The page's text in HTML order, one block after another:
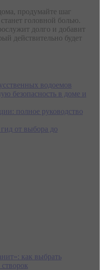
продумайте шаг
головной болью.
долго и добавит
действительно будет
водоемов
безопасность в доме и
полное руководство
от выбора до
как выбрать